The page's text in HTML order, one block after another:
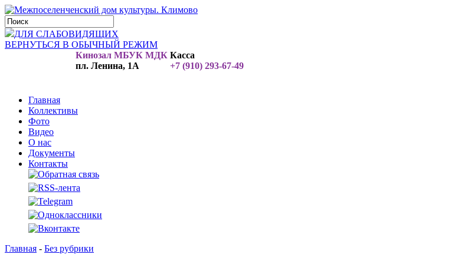
ДЛЯ СЛАБОВИДЯЩИХ
ВЕРНУТЬСЯ В ОБЫЧНЫЙ РЕЖИМ
Кинозал МБУК МДК
пл. Ленина, 1А
Касса
+7 (910) 293-67-49
Главная
Коллективы
Фото
Видео
О нас
Документы
Контакты
Главная - Без рубрики